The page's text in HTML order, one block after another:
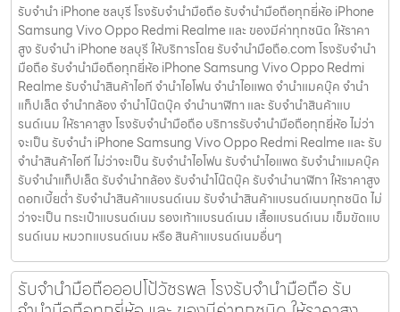
รับจำนำ iPhone ชลบุรี โรงรับจำนำมือถือ รับจำนำมือถือทุกยี่ห้อ iPhone
Samsung Vivo Oppo Redmi Realme และ ของมีค่าทุกชนิด ให้ราคา
สูง รับจำนำ iPhone ชลบุรี ให้บริการโดย รับจํานํามือถือ.com โรงรับจำนำ
มือถือ รับจำนำมือถือทุกยี่ห้อ iPhone Samsung Vivo Oppo Redmi
Realme รับจำนำสินค้าไอที จำนำไอโฟน จำนำไอแพด จำนำแมคบุ๊ค จำนำ
แท็ปเล็ต จำนำกล้อง จำนำโน๊ตบุ๊ค จำนำนาฬิกา และ รับจำนำสินค้าแบ
รนด์เนม ให้ราคาสูง โรงรับจำนำมือถือ บริการรับจำนำมือถือทุกยี่ห้อ ไม่ว่า
จะเป็น รับจำนำ iPhone Samsung Vivo Oppo Redmi Realme และ รับ
จำนำสินค้าไอที ไม่ว่าจะเป็น รับจำนำไอโฟน รับจำนำไอแพด รับจำนำแมคบุ๊ค
รับจำนำแท็ปเล็ต รับจำนำกล้อง รับจำนำโน๊ตบุ๊ค รับจำนำนาฬิกา ให้ราคาสูง
ดอกเบี้ยต่ำ รับจำนำสินค้าแบรนด์เนม รับจำนำสินค้าแบรนด์เนมทุกชนิด ไม่
ว่าจะเป็น กระเป๋าแบรนด์เนม รองเท้าแบรนด์เนม เสื้อแบรนด์เนม เข็มขัดแบ
รนด์เนม หมวกแบรนด์เนม หรือ สินค้าแบรนด์เนมอื่นๆ
รับจำนำมือถือออปโป้วัชรพล โรงรับจำนำมือถือ รับ